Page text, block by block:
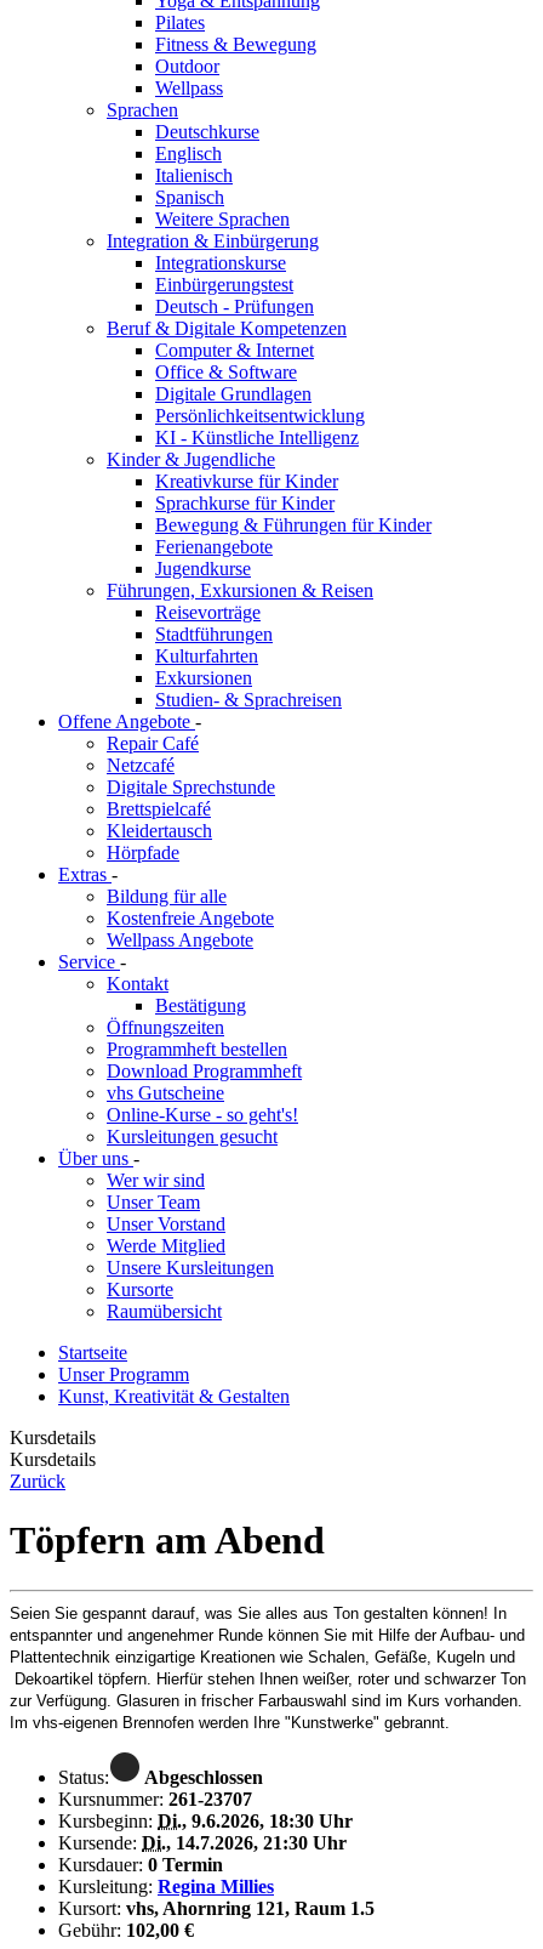
Pilates
Fitness & Bewegung
Outdoor
Wellpass
Sprachen
Deutschkurse
Englisch
Italienisch
Spanisch
Weitere Sprachen
Integration & Einbürgerung
Integrationskurse
Einbürgerungstest
Deutsch - Prüfungen
Beruf & Digitale Kompetenzen
Computer & Internet
Office & Software
Digitale Grundlagen
Persönlichkeitsentwicklung
KI - Künstliche Intelligenz
Kinder & Jugendliche
Kreativkurse für Kinder
Sprachkurse für Kinder
Bewegung & Führungen für Kinder
Ferienangebote
Jugendkurse
Führungen, Exkursionen & Reisen
Reisevorträge
Stadtführungen
Kulturfahrten
Exkursionen
Studien- & Sprachreisen
Offene Angebote -
Repair Café
Netzcafé
Digitale Sprechstunde
Brettspielcafé
Kleidertausch
Hörpfade
Extras -
Bildung für alle
Kostenfreie Angebote
Wellpass Angebote
Service -
Kontakt
Bestätigung
Öffnungszeiten
Programmheft bestellen
Download Programmheft
vhs Gutscheine
Online-Kurse - so geht's!
Kursleitungen gesucht
Über uns -
Wer wir sind
Unser Team
Unser Vorstand
Werde Mitglied
Unsere Kursleitungen
Kursorte
Raumübersicht
Startseite
Unser Programm
Kunst, Kreativität & Gestalten
Kursdetails
Kursdetails
Zurück
Töpfern am Abend
Seien Sie gespannt darauf, was Sie alles aus Ton gestalten können! In
entspannter und angenehmer Runde können Sie mit Hilfe der Aufbau- und
Plattentechnik einzigartige Kreationen wie Schalen, Gefäße, Kugeln und
Dekoartikel töpfern. Hierfür stehen Ihnen weißer, roter und schwarzer Ton
zur Verfügung. Glasuren in frischer Farbauswahl sind im Kurs vorhanden.
Im vhs-eigenen Brennofen werden Ihre "Kunstwerke" gebrannt.
Status:
Abgeschlossen
Kursnummer: 261-23707
Kursbeginn: Di., 9.6.2026, 18:30 Uhr
Kursende: Di., 14.7.2026, 21:30 Uhr
Kursdauer: 0 Termin
Kursleitung: Regina Millies
Kursort: vhs, Ahornring 121, Raum 1.5
Gebühr: 102,00 €